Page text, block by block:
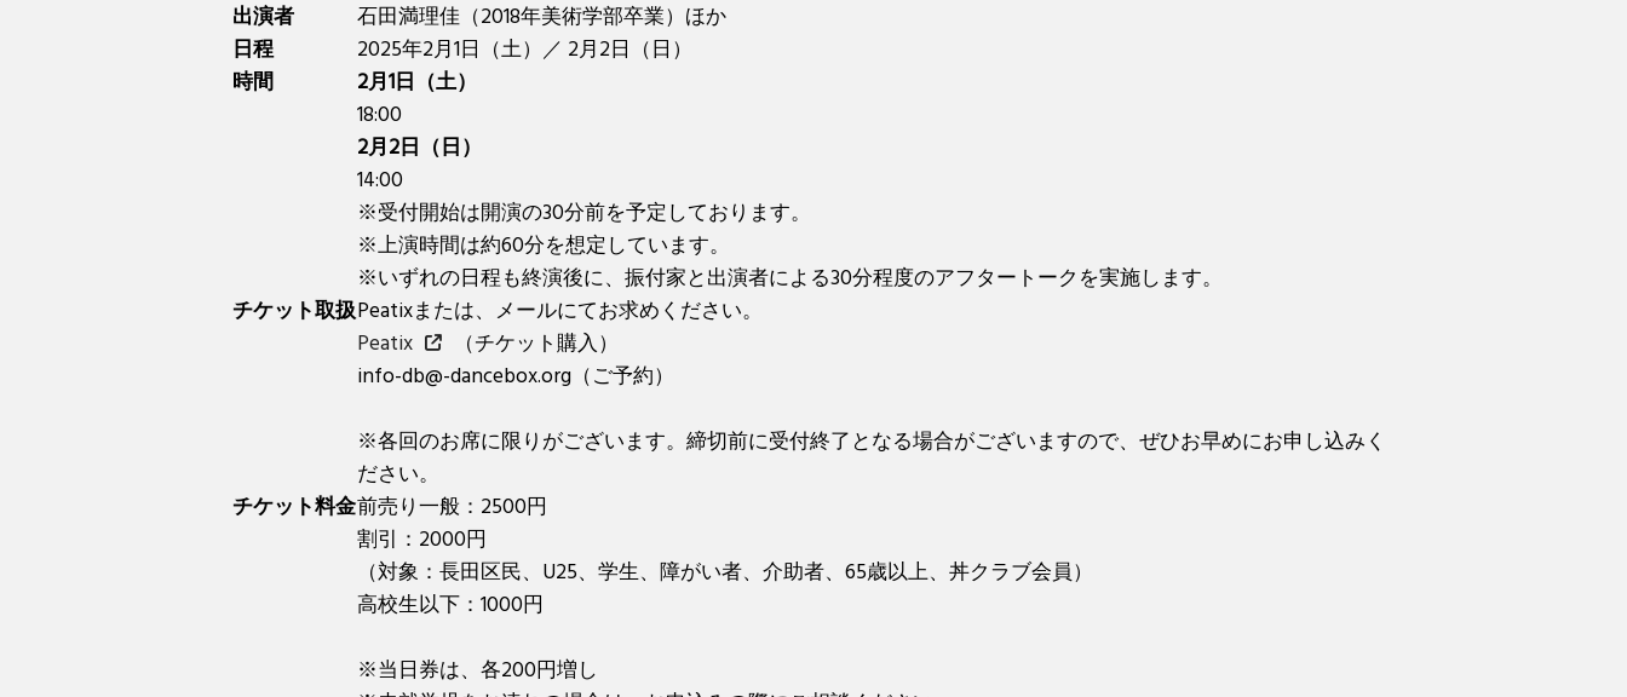
出演者
石田満理佳（2018年美術学部卒業）ほか
日程
2025年2月1日（土）／ 2月2日（日）
時間
2月1日（土）
18:00
2月2日（日）
14:00
※受付開始は開演の30分前を予定しております。
※上演時間は約60分を想定しています。
※いずれの日程も終演後に、振付家と出演者による30分程度のアフタートークを実施します。
チケット取扱Peatixまたは、メールにてお求めください。
Peatix
（チケット購入）
info-db@-dancebox.org（ご予約）
※各回のお席に限りがございます。締切前に受付終了となる場合がございますので、ぜひお早めにお申し込みく
ださい。
チケット料金前売り一般：2500円
割引：2000円
（対象：長田区民、U25、学生、障がい者、介助者、65歳以上、丼クラブ会員）
高校生以下：1000円
※当日券は、各200円増し